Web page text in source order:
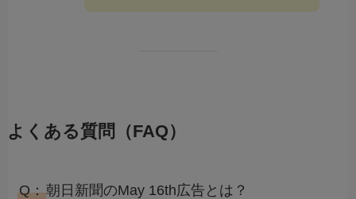
よくある質問（FAQ）
Q：朝日新聞のMay 16th広告とは？